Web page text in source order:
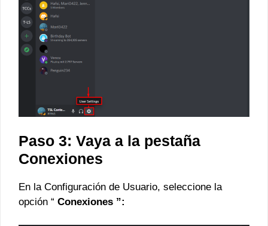
Paso 3: Vaya a la pestaña
Conexiones
En la Configuración de Usuario, seleccione la
opción “ Conexiones ”: